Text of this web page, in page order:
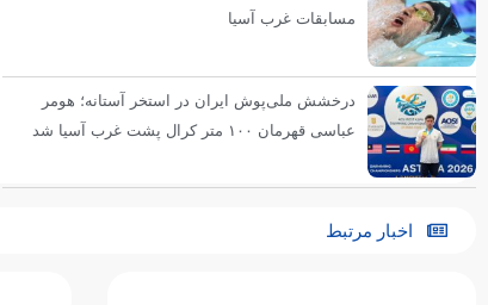
مسابقات غرب آسیا
درخشش ملی‌پوش ایران در استخر آستانه؛ هومر
عباسی قهرمان ۱۰۰ متر کرال پشت غرب آسیا شد
اخبار مرتبط